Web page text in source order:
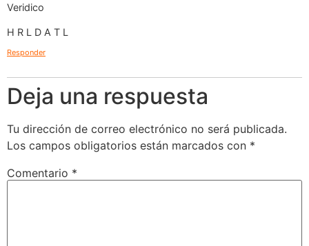
Veridico
H R L D A T L
Responder
Deja una respuesta
Tu dirección de correo electrónico no será publicada.
Los campos obligatorios están marcados con *
Comentario *